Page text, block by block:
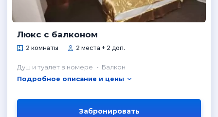
Люкс с балконом
2 комнаты 2 места + 2 доп.
Душ и туалет в номере
Балкон
Подробное описание и цены
Забронировать